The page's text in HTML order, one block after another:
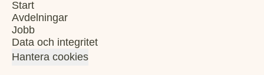
Start
Avdelningar
Jobb
Data och integritet
Hantera cookies